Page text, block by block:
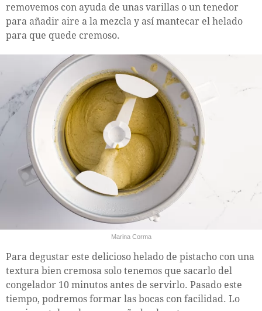
removemos con ayuda de unas varillas o un tenedor
para añadir aire a la mezcla y así mantecar el helado
para que quede cremoso.
Marina Corma
Para degustar este delicioso helado de pistacho con una
textura bien cremosa solo tenemos que sacarlo del
congelador 10 minutos antes de servirlo. Pasado este
tiempo, podremos formar las bocas con facilidad. Lo